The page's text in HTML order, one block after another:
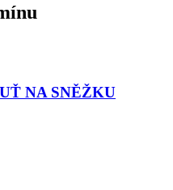
NA SNĚŽKU